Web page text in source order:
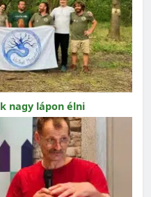
nagy lápon élni